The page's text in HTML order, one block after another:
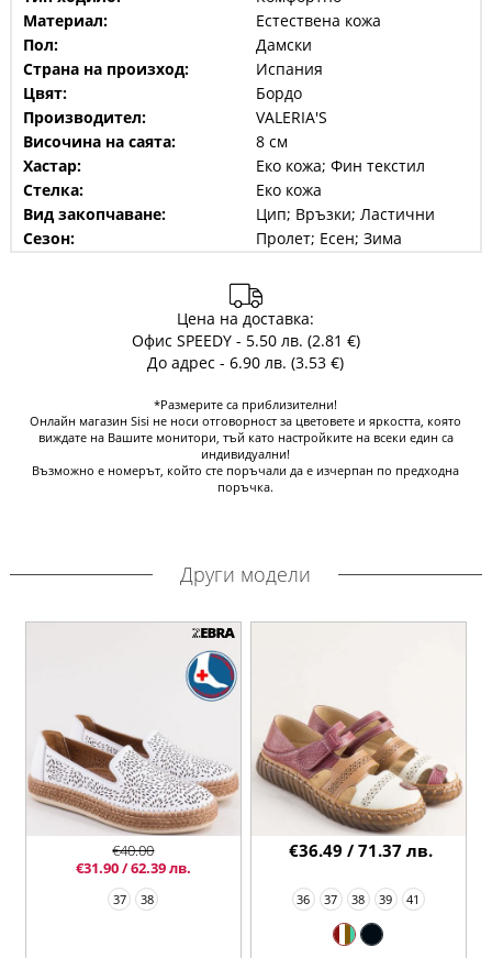
Материал:
Естествена кожа
Пол:
Дамски
Страна на произход:
Испания
Цвят:
Бордо
Производител:
VALERIA'S
Височина на саята:
8 см
Хастар:
Еко кожа; Фин текстил
Стелка:
Еко кожа
Вид закопчаване:
Цип; Връзки; Ластични
Сезон:
Пролет; Есен; Зима
Цена на доставка:
Офис SPEEDY - 5.50 лв. (2.81 €)
До адрес - 6.90 лв. (3.53 €)
*Размерите са приблизителни!
Онлайн магазин Sisi не носи отговорност за цветовете и яркостта, която
виждате на Вашите монитори, тъй като настройките на всеки един са
индивидуални!
Възможно е номерът, който сте поръчали да е изчерпан по предходна
поръчка.
Други модели
37 38
€40.00
€31.90 / 62.39 лв.
36 37 38 39 41
€36.49 / 71.37 лв.